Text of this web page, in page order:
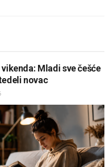
Mladi sve češće
novac